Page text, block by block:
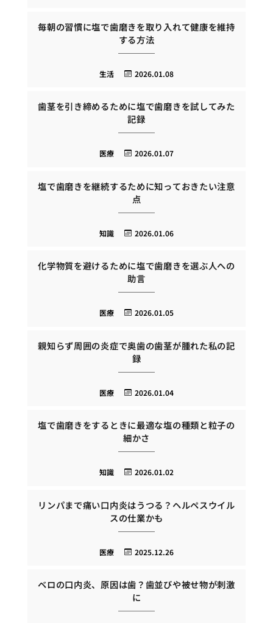
毎朝の習慣に塩で歯磨きを取り入れて健康を維持
する方法
2026.01.08
生活
歯茎を引き締めるために塩で歯磨きを試してみた
記録
2026.01.07
医療
塩で歯磨きを継続するために知っておきたい注意
点
2026.01.06
知識
化学物質を避けるために塩で歯磨きを選ぶ人への
助言
2026.01.05
医療
親知らず周囲の炎症で奥歯の歯茎が腫れた私の記
録
2026.01.04
医療
塩で歯磨きをするときに最適な塩の種類と粒子の
細かさ
2026.01.02
知識
リンパまで痛い口内炎はうつる？ヘルペスウイル
スの仕業かも
2025.12.26
医療
ベロの口内炎、原因は歯？歯並びや被せ物が刺激
に